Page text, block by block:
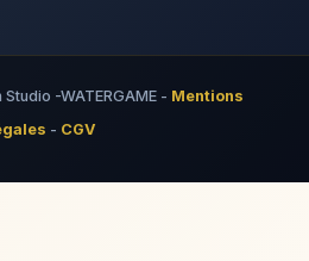
-WATERGAME - Mentions
- CGV